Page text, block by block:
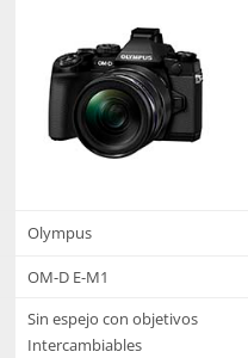
Olympus
OM-D E-M1
Sin espejo con objetivos
Intercambiables